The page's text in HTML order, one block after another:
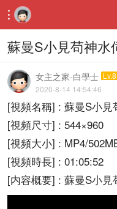

蘇曼S小見苟神水
女主之家-白學士 Lv.8
2020-8-14 14:54:46
[視頻名稱] : 蘇曼S小
[視頻尺寸] : 544×960
[視頻大小] : MP4/
[視頻時長] : 01:05:52
[内容概要] : 蘇曼S小見